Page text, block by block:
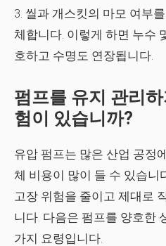
3. 씰과 개스킷의 마모 여부
체합니다. 이렇게 하면 누수
호하고 수명도 연장됩니다.
펌프를 유지 관리
험이 있습니까?
유압 펌프는 많은 산업 공정
체 비용이 많이 들 수 있습니
고장 위험을 줄이고 제대로
니다. 다음은 펌프를 양호한
가지 요령입니다.